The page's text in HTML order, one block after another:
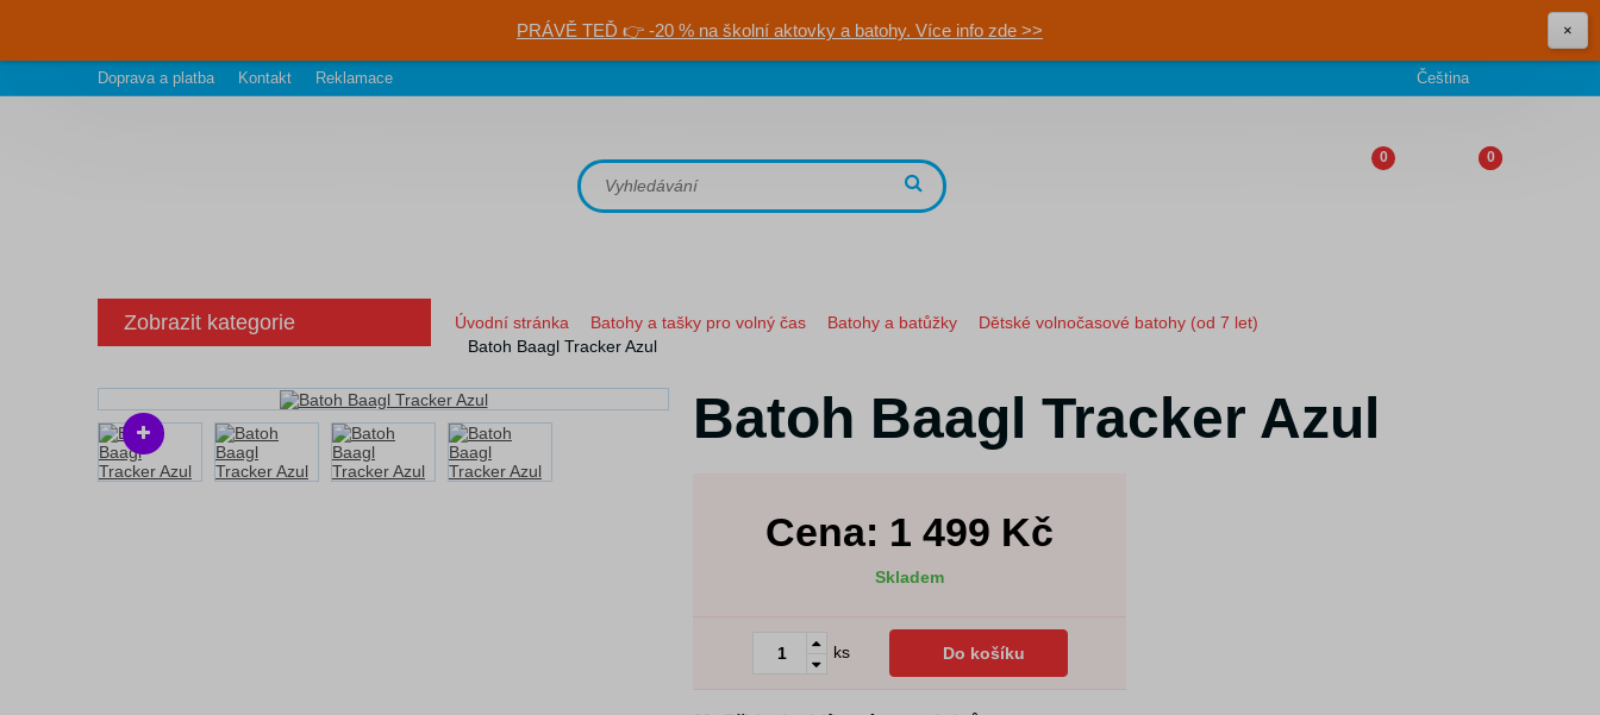
PRÁVĚ TEĎ 👉 -20 % na školní aktovky a batohy. Více info zde >> ×
Doprava a platba Kontakt Reklamace Čeština
0 0
Zobrazit kategorie Úvodní stránka Batohy a tašky pro volný čas Batohy a batůžky
Dětské volnočasové batohy (od 7 let)
Batoh Baagl Tracker Azul
Batoh Baagl Tracker Azul
Cena: 1 499 Kč
Skladem
ks Do košíku